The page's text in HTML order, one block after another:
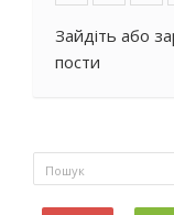
Зайдіть або
пости
Пошук